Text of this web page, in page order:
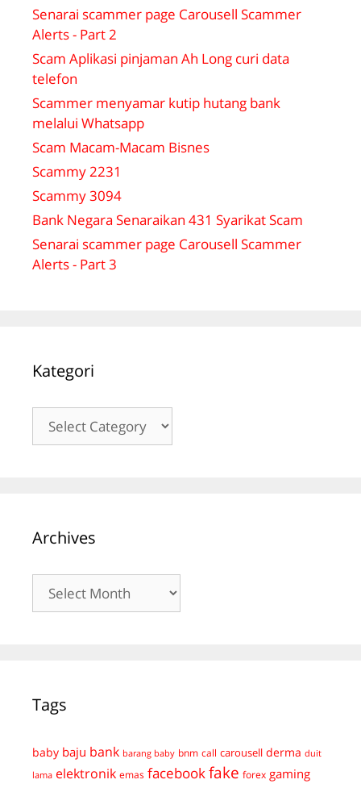
Senarai scammer page Carousell Scammer
Alerts - Part 2
Scam Aplikasi pinjaman Ah Long curi data
telefon
Scammer menyamar kutip hutang bank
melalui Whatsapp
Scam Macam-Macam Bisnes
Scammy 2231
Scammy 3094
Bank Negara Senaraikan 431 Syarikat Scam
Senarai scammer page Carousell Scammer
Alerts - Part 3
Kategori
Archives
Tags
baby baju bank barang baby bnm call carousell derma duit
lama elektronik emas facebook fake forex gaming